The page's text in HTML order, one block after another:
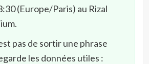
(Europe/Paris) au Rizal
pas de sortir une phrase
les données utiles :